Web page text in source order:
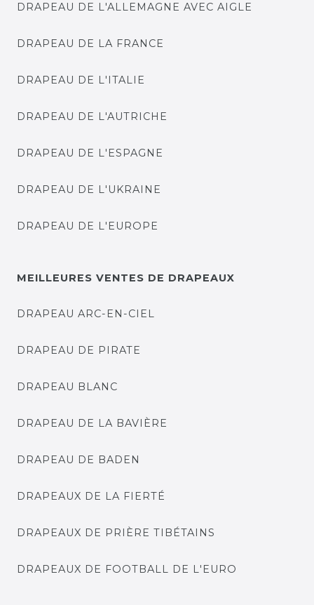
DRAPEAU DE L'ALLEMAGNE AVEC AIGLE
DRAPEAU DE LA FRANCE
DRAPEAU DE L'ITALIE
DRAPEAU DE L'AUTRICHE
DRAPEAU DE L'ESPAGNE
DRAPEAU DE L'UKRAINE
DRAPEAU DE L'EUROPE
MEILLEURES VENTES DE DRAPEAUX
DRAPEAU ARC-EN-CIEL
DRAPEAU DE PIRATE
DRAPEAU BLANC
DRAPEAU DE LA BAVIÈRE
DRAPEAU DE BADEN
DRAPEAUX DE LA FIERTÉ
DRAPEAUX DE PRIÈRE TIBÉTAINS
DRAPEAUX DE FOOTBALL DE L'EURO